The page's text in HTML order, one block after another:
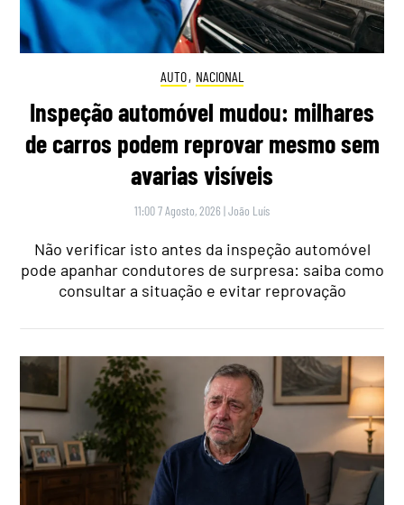
AUTO, NACIONAL
Inspeção automóvel mudou: milhares
de carros podem reprovar mesmo sem
avarias visíveis
11:00 7 Agosto, 2026 |João Luís
Não verificar isto antes da inspeção automóvel
pode apanhar condutores de surpresa: saiba como
consultar a situação e evitar reprovação